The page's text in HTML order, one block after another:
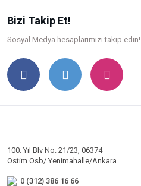
Bizi Takip Et!
Sosyal Medya hesaplarımızı takip edin!
100. Yıl Blv No: 21/23, 06374
Ostim Osb/ Yenimahalle/Ankara
0 (312) 386 16 66